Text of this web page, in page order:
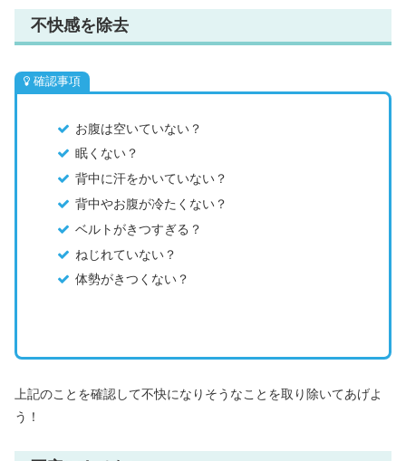
不快感を除去
確認事項
お腹は空いていない？
眠くない？
背中に汗をかいていない？
背中やお腹が冷たくない？
ベルトがきつすぎる？
ねじれていない？
体勢がきつくない？
上記のことを確認して不快になりそうなことを取り除いてあげよ
う！